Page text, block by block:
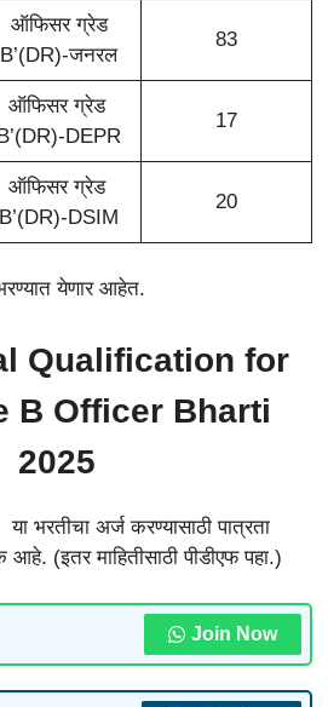
ऑफिसर ग्रेड
जनरल
83
ऑफिसर ग्रेड
DEPR
17
ऑफिसर ग्रेड
DSIM
20
येणार आहेत.
Qualification for
B Officer Bharti
2025
या भरतीचा अर्ज करण्यासाठी पात्रता
(इतर माहितीसाठी पीडीएफ पहा.)
Join Now